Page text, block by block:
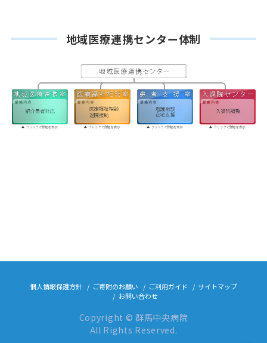
地域医療連携センター体制
個人情報保護方針 ご寄附のお願い ご利用ガイド
サイトマップ
お問い合わせ
Copyright © 群馬中央病院
All Rights Reserved.